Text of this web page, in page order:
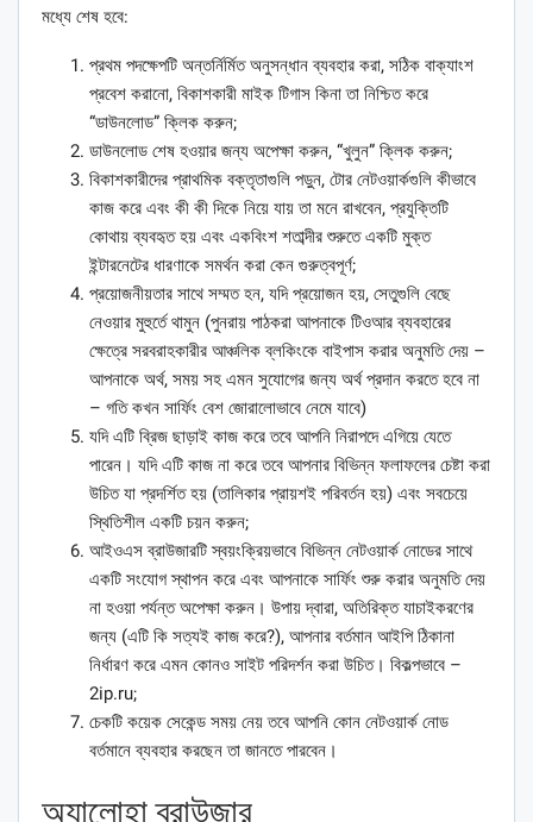
মধ্যে শেষ হবে:
প্রথম পদক্ষেপটি অন্তর্নির্মিত অনুসন্ধান ব্যবহার করা, সঠিক বাক্যাংশ
প্রবেশ করানো, বিকাশকারী মাইক টিগাস কিনা তা নিশ্চিত করে
“ডাউনলোড” ক্লিক করুন;
ডাউনলোড শেষ হওয়ার জন্য অপেক্ষা করুন, “খুলুন” ক্লিক করুন;
বিকাশকারীদের প্রাথমিক বক্তৃতাগুলি পড়ুন, টোর নেটওয়ার্কগুলি কীভাবে
কাজ করে এবং কী কী দিকে নিয়ে যায় তা মনে রাখবেন, প্রযুক্তিটি
কোথায় ব্যবহৃত হয় এবং একবিংশ শতাব্দীর শুরুতে একটি মুক্ত
ইন্টারনেটের ধারণাকে সমর্থন করা কেন গুরুত্বপূর্ণ;
প্রয়োজনীয়তার সাথে সম্মত হন, যদি প্রয়োজন হয়, সেতুগুলি বেছে
নেওয়ার মুহুর্তে থামুন (পুনরায় পাঠকরা আপনাকে টিওআর ব্যবহারের
ক্ষেত্রে সরবরাহকারীর আঞ্চলিক ব্লকিংকে বাইপাস করার অনুমতি দেয় –
আপনাকে অর্থ, সময় সহ এমন সুযোগের জন্য অর্থ প্রদান করতে হবে না
– গতি কখন সার্ফিং বেশ জোরালোভাবে নেমে যাবে)
যদি এটি ব্রিজ ছাড়াই কাজ করে তবে আপনি নিরাপদে এগিয়ে যেতে
পারেন। যদি এটি কাজ না করে তবে আপনার বিভিন্ন ফলাফলের চেষ্টা করা
উচিত যা প্রদর্শিত হয় (তালিকার প্রায়শই পরিবর্তন হয়) এবং সবচেয়ে
স্থিতিশীল একটি চয়ন করুন;
আইওএস ব্রাউজারটি স্বয়ংক্রিয়ভাবে বিভিন্ন নেটওয়ার্ক নোডের সাথে
একটি সংযোগ স্থাপন করে এবং আপনাকে সার্ফিং শুরু করার অনুমতি দেয়
না হওয়া পর্যন্ত অপেক্ষা করুন। উপায় দ্বারা, অতিরিক্ত যাচাইকরণের
জন্য (এটি কি সত্যই কাজ করে?), আপনার বর্তমান আইপি ঠিকানা
নির্ধারণ করে এমন কোনও সাইট পরিদর্শন করা উচিত। বিকল্পভাবে –
2ip.ru;
চেকটি কয়েক সেকেন্ড সময় নেয় তবে আপনি কোন নেটওয়ার্ক নোড
বর্তমানে ব্যবহার করছেন তা জানতে পারবেন।
অ্যালোহা ব্রাউজার